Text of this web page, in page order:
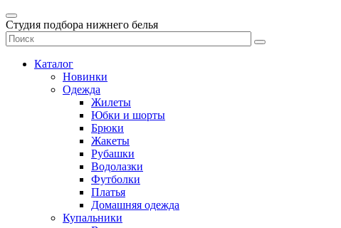
Студия подбора нижнего белья
Каталог
Новинки
Одежда
Жилеты
Юбки и шорты
Брюки
Жакеты
Рубашки
Водолазки
Футболки
Платья
Домашняя одежда
Купальники